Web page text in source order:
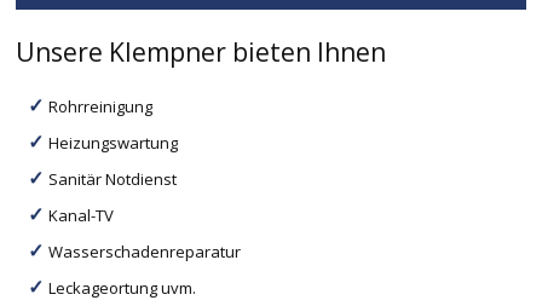
Unsere Klempner bieten Ihnen
Rohrreinigung
Heizungswartung
Sanitär Notdienst
Kanal-TV
Wasserschadenreparatur
Leckageortung uvm.